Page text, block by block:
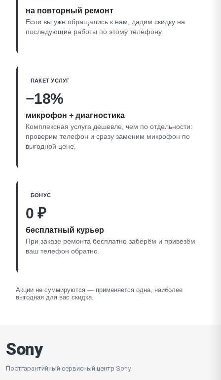
на повторный ремонт
Если вы уже обращались к нам, дадим скидку на
последующие работы по этому телефону.
ПАКЕТ УСЛУГ
−18%
микрофон + диагностика
Комплексная услуга дешевле, чем по отдельности:
проверим телефон и сразу заменим микрофон по
выгодной цене.
БОНУС
0 ₽
бесплатный курьер
При заказе ремонта бесплатно заберём и привезём
ваш телефон обратно.
Акции не суммируются — применяется одна, наиболее
выгодная для вас скидка.
Sony
Постгарантийный сервисный центр Sony